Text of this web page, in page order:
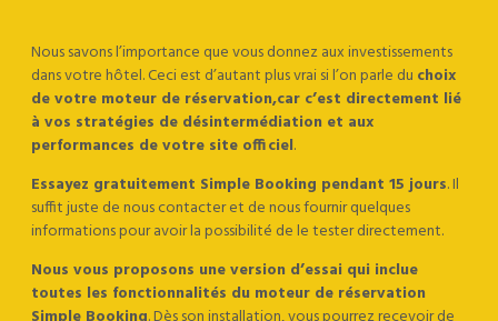
Moteur de réservationn
Distribution en ligne
Plateforme Metasearch
Informatique décisionnelle
Nous savons l’importance que vous donnez aux investissements
dans votre hôtel. Ceci est d’autant plus vrai si l’on parle du choix
de votre moteur de réservation,car c’est directement lié
à vos stratégies de désintermédiation et aux
performances de votre site officiel.
Essayez gratuitement Simple Booking pendant 15 jours. Il
suffit juste de nous contacter et de nous fournir quelques
informations pour avoir la possibilité de le tester directement.
Nous vous proposons une version d’essai qui inclue
toutes les fonctionnalités du moteur de réservation